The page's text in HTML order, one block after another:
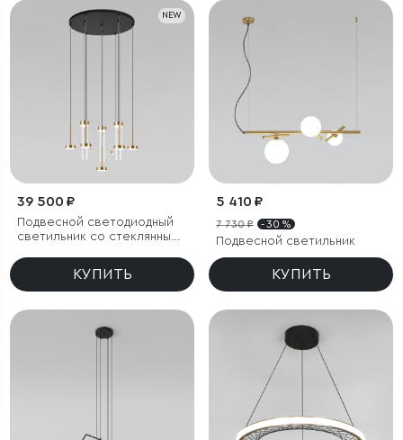
NEW
39 500 ₽
Подвесной светодиодный
светильник со стеклянными
КУПИТЬ
5 410 ₽
7 730 ₽ - 30 %
Подвесной светильник
КУПИТЬ